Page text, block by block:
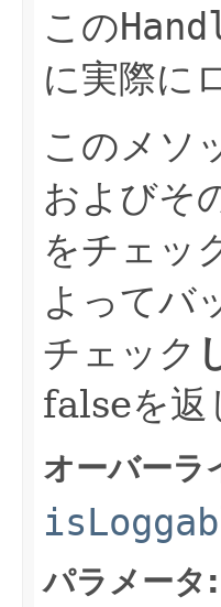
この
に実際に
このメソ
およびそ
をチェッ
よってバ
チェック
falseを返
オーバーラ
パラメータ: